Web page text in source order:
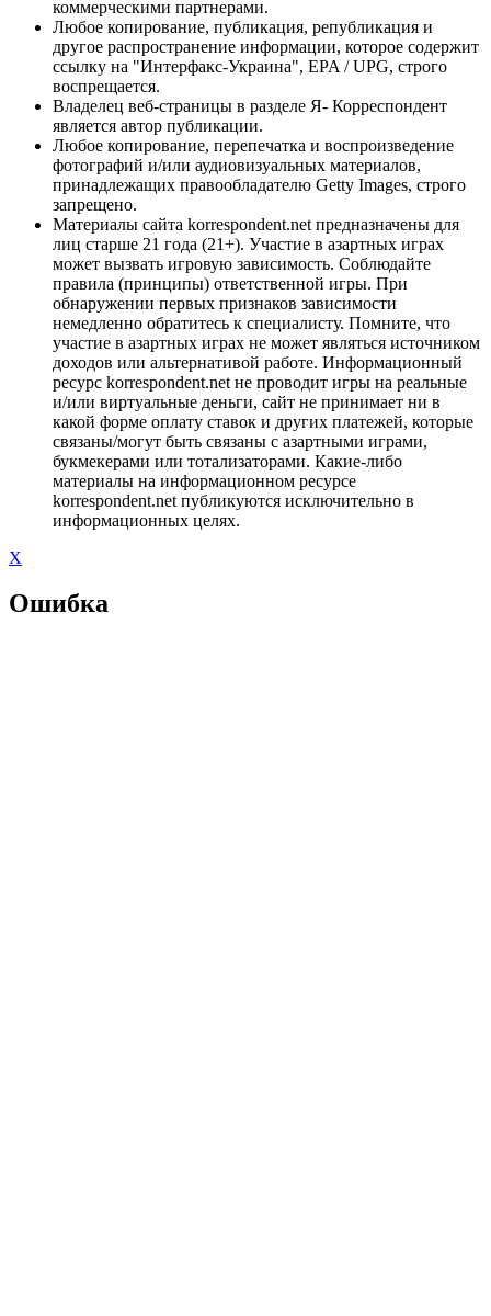
коммерческими партнерами.
Любое копирование, публикация, републикация и
другое распространение информации, которое содержит
ссылку на "Интерфакс-Украина", EPA / UPG, строго
воспрещается.
Владелец веб-страницы в разделе Я- Корреспондент
является автор публикации.
Любое копирование, перепечатка и воспроизведение
фотографий и/или аудиовизуальных материалов,
принадлежащих правообладателю Getty Images, строго
запрещено.
Материалы сайта korrespondent.net предназначены для
лиц старше 21 года (21+). Участие в азартных играх
может вызвать игровую зависимость. Соблюдайте
правила (принципы) ответственной игры. При
обнаружении первых признаков зависимости
немедленно обратитесь к специалисту. Помните, что
участие в азартных играх не может являться источником
доходов или альтернативой работе. Информационный
ресурс korrespondent.net не проводит игры на реальные
и/или виртуальные деньги, сайт не принимает ни в
какой форме оплату ставок и других платежей, которые
связаны/могут быть связаны с азартными играми,
букмекерами или тотализаторами. Какие-либо
материалы на информационном ресурсе
korrespondent.net публикуются исключительно в
информационных целях.
X
Ошибка